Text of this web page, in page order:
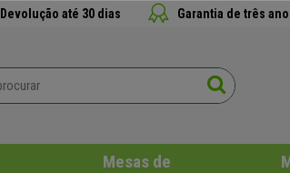
Devolução até 30 dias Garantia de três
Mesas de